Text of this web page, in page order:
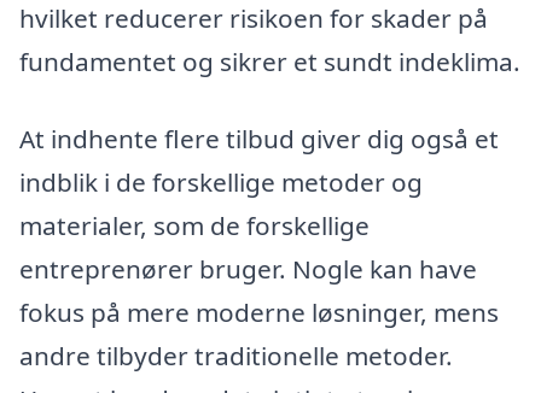
hvilket reducerer risikoen for skader på
fundamentet og sikrer et sundt indeklima.
At indhente flere tilbud giver dig også et
indblik i de forskellige metoder og
materialer, som de forskellige
entreprenører bruger. Nogle kan have
fokus på mere moderne løsninger, mens
andre tilbyder traditionelle metoder.